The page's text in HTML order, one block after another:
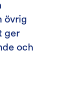
övrig
ger
och